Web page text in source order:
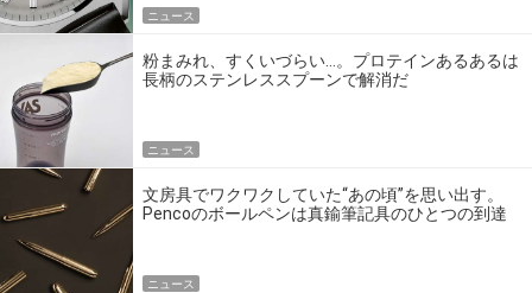
ニュース
粉まみれ、すくいづらい…。プロテインあるあるは
長柄のステンレススプーンで解消だ
ニュース
文房具でワクワクしていた“あの頃”を思い出す。
Pencoのボールペンは真鍮筆記具のひとつの到達
ニュース